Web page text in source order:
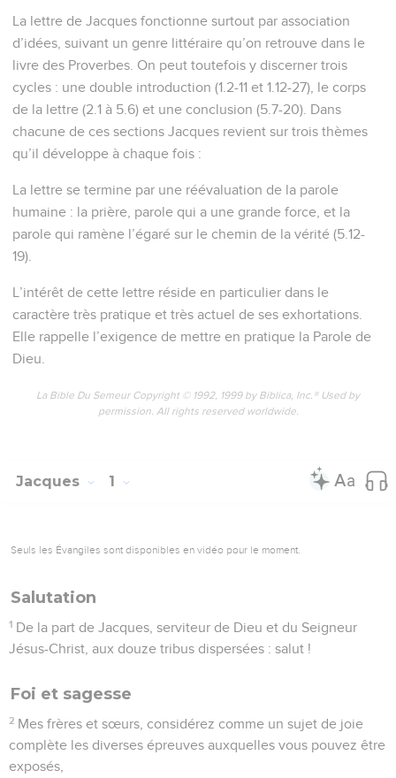
La lettre de Jacques fonctionne surtout par association
d’idées, suivant un genre littéraire qu’on retrouve dans le
livre des Proverbes. On peut toutefois y discerner trois
cycles : une double introduction (1.2-11 et 1.12-27), le corps
de la lettre (2.1 à 5.6) et une conclusion (5.7-20). Dans
chacune de ces sections Jacques revient sur trois thèmes
qu’il développe à chaque fois :
La lettre se termine par une réévaluation de la parole
humaine : la prière, parole qui a une grande force, et la
parole qui ramène l’égaré sur le chemin de la vérité (5.12-
19).
L’intérêt de cette lettre réside en particulier dans le
caractère très pratique et très actuel de ses exhortations.
Elle rappelle l’exigence de mettre en pratique la Parole de
Dieu.
La Bible Du Semeur Copyright © 1992, 1999 by Biblica, Inc.® Used by
permission. All rights reserved worldwide.
Jacques 1
Seuls les Évangiles sont disponibles en vidéo pour le moment.
Salutation
1 De la part de Jacques, serviteur de Dieu et du Seigneur
Jésus-Christ, aux douze tribus dispersées : salut !
Foi et sagesse
2 Mes frères et sœurs, considérez comme un sujet de joie
complète les diverses épreuves auxquelles vous pouvez être
exposés,